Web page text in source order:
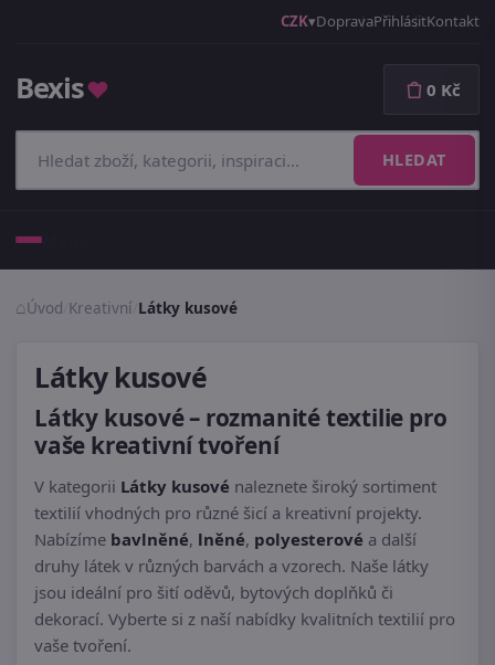
CZK DopravaPřihlásitKontakt
Bexis♥
HLEDAT
0 Kč
Úvod Kreativní Látky kusové
Látky kusové
Látky kusové – rozmanité textilie pro
vaše kreativní tvoření
V kategorii Látky kusové naleznete široký sortiment
textilií vhodných pro různé šicí a kreativní projekty.
Nabízíme bavlněné, lněné, polyesterové a další
druhy látek v různých barvách a vzorech. Naše látky
jsou ideální pro šití oděvů, bytových doplňků či
dekorací. Vyberte si z naší nabídky kvalitních textilií pro
vaše tvoření.